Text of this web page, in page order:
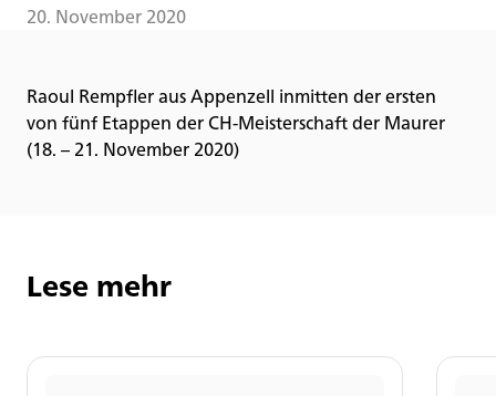
20. November 2020
Raoul Rempfler aus Appenzell inmitten der ersten
von fünf Etappen der CH-Meisterschaft der Maurer
(18. – 21. November 2020)
Lese mehr